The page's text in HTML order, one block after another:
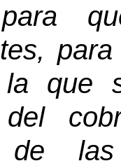
para
que
del
de